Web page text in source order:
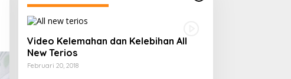
Video Kelemahan dan Kelebihan All
New Terios
Februari 20, 2018